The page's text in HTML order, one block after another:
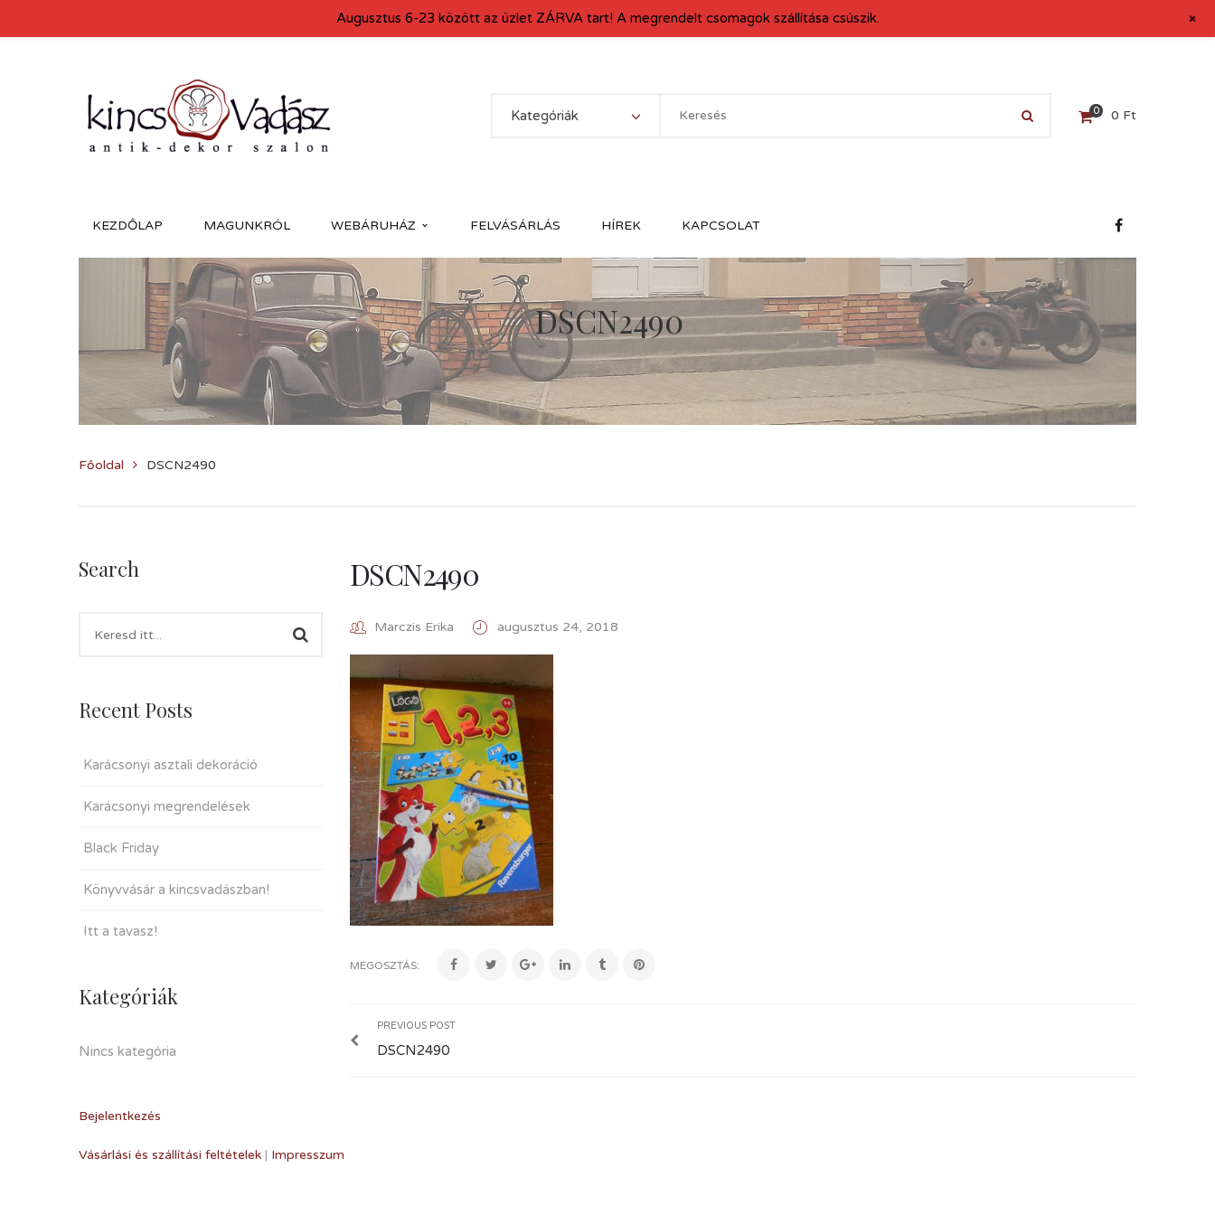
Kategóriák 0 0 Ft
KEZDŐLAP MAGUNKRÓL WEBÁRUHÁZ FELVÁSÁRLÁS HÍREK KAPCSOLAT
DSCN2490
Főoldal DSCN2490
Search
Recent Posts
Karácsonyi asztali dekoráció
Karácsonyi megrendelések
Black Friday
Könyvvásár a kincsvadászban!
Itt a tavasz!
Kategóriák
Nincs kategória
Bejelentkezés
DSCN2490
Marczis Erika augusztus 24, 2018
MEGOSZTÁS:
PREVIOUS POST
DSCN2490
Vásárlási és szállítási feltételek | Impresszum
Augusztus 6-23 között az üzlet ZÁRVA tart! A megrendelt csomagok szállítása csúszik. +